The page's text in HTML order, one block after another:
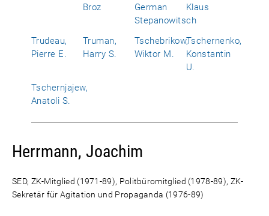
Broz
German
Stepanowitsch
Klaus
Trudeau,
Pierre E.
Truman,
Harry S.
Tschebrikow,
Wiktor M.
Tschernenko,
Konstantin
U.
Tschernjajew,
Anatoli S.
Herrmann, Joachim
SED, ZK-Mitglied (1971-89), Politbüromitglied (1978-89), ZK-
Sekretär für Agitation und Propaganda (1976-89)